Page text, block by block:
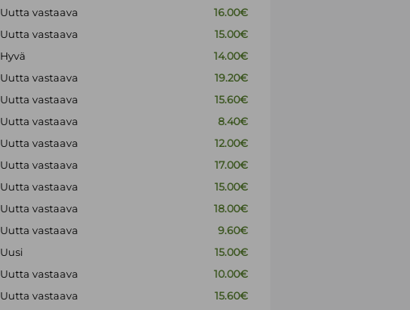
Uutta vastaava
16.00€
Uutta vastaava
15.00€
Hyvä
14.00€
Uutta vastaava
19.20€
Uutta vastaava
15.60€
Uutta vastaava
8.40€
Uutta vastaava
12.00€
Uutta vastaava
17.00€
Uutta vastaava
15.00€
Uutta vastaava
18.00€
Uutta vastaava
9.60€
Uusi
15.00€
Uutta vastaava
10.00€
Uutta vastaava
15.60€